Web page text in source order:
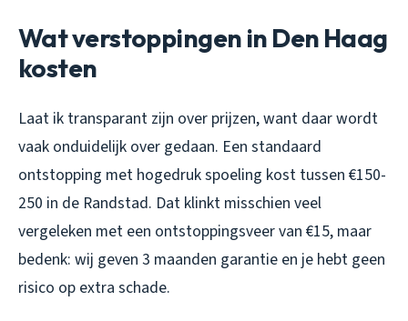
Wat verstoppingen in Den Haag
kosten
Laat ik transparant zijn over prijzen, want daar wordt
vaak onduidelijk over gedaan. Een standaard
ontstopping met hogedruk spoeling kost tussen €150-
250 in de Randstad. Dat klinkt misschien veel
vergeleken met een ontstoppingsveer van €15, maar
bedenk: wij geven 3 maanden garantie en je hebt geen
risico op extra schade.